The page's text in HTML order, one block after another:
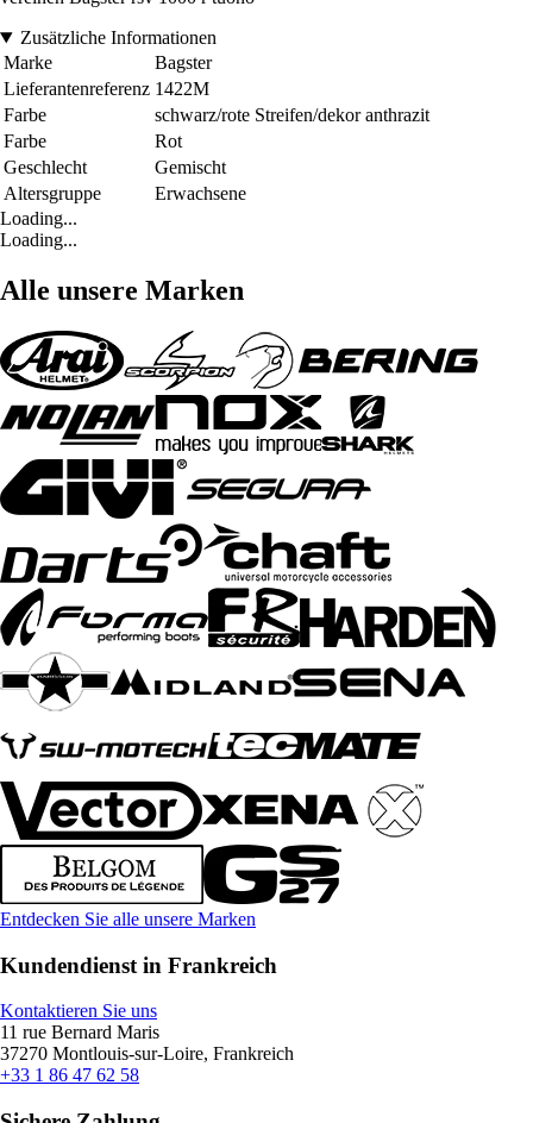
Zusätzliche Informationen
Marke
Bagster
Lieferantenreferenz 1422M
Farbe
schwarz/rote Streifen/dekor anthrazit
Farbe
Rot
Geschlecht
Gemischt
Altersgruppe
Erwachsene
Loading...
Loading...
Alle unsere Marken
Entdecken Sie alle unsere Marken
Kundendienst in Frankreich
Kontaktieren Sie uns
11 rue Bernard Maris
37270 Montlouis-sur-Loire, Frankreich
+33 1 86 47 62 58